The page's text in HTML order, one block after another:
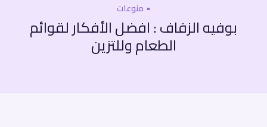
منوعات
بوفيه الزفاف : افضل الأفكار لقوائم
الطعام وللتزين